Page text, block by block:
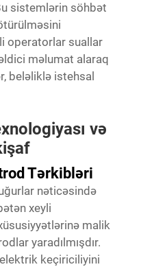
sistemlərin söhbət
operatorlar suallar
məlumat alaraq
beləliklə istehsal
və
Tərkibləri
nəticəsində
xeyli
malik
yaradılmışdır.
keçiriciliyini